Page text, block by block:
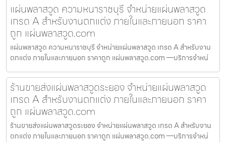
แผ่นพลาสวูด ความหนาราชบุรี จำหน่ายแผ่นพลาสวูด
เกรด A สำหรับงานตกแต่ง ภายในและภายนอก ราคา
ถูก แผ่นพลาสวูด.com
แผ่นพลาสวูด ความหนาราชบุรี จำหน่ายแผ่นพลาสวูด เกรด A สำหรับงาน
ตกแต่ง ภายในและภายนอก ราคาถูก แผ่นพลาสวูด.com —บริการจำหน่
ร้านขายส่งแผ่นพลาสวูดระยอง จำหน่ายแผ่นพลาสวูด
เกรด A สำหรับงานตกแต่ง ภายในและภายนอก ราคา
ถูก แผ่นพลาสวูด.com
ร้านขายส่งแผ่นพลาสวูดระยอง จำหน่ายแผ่นพลาสวูด เกรด A สำหรับงาน
ตกแต่ง ภายในและภายนอก ราคาถูก แผ่นพลาสวูด.com —บริการจำหน่